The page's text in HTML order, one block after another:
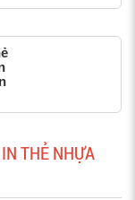
THẺ NHỰA